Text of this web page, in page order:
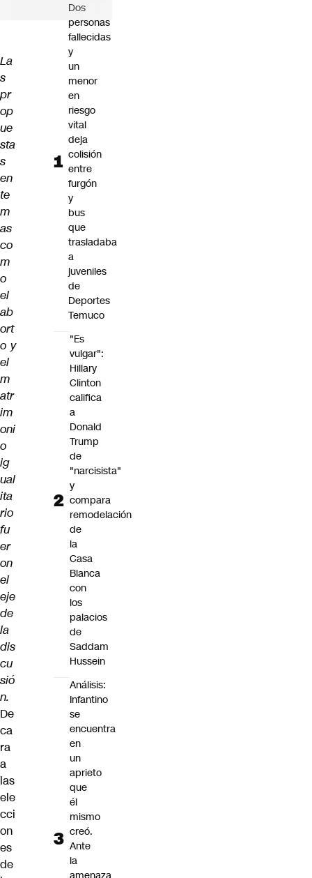
La
s
pr
op
ue
sta
s
en
te
m
as
co
m
o
el
ab
ort
o y
el
m
atr
im
oni
o
ig
ual
ita
rio
fu
er
on
el
eje
de
la
dis
cu
sió
n.
De
ca
ra
a
las
ele
cci
on
es
de
Dos
personas
fallecidas
y
un
menor
en
riesgo
vital
deja
colisión
entre
furgón
y
bus
que
trasladaba
a
juveniles
de
Deportes
Temuco
"Es
vulgar":
Hillary
Clinton
califica
a
Donald
Trump
de
"narcisista"
y
compara
remodelación
de
la
Casa
Blanca
con
los
palacios
de
Saddam
Hussein
Análisis:
Infantino
se
encuentra
en
un
aprieto
que
él
mismo
creó.
Ante
la
amenaza